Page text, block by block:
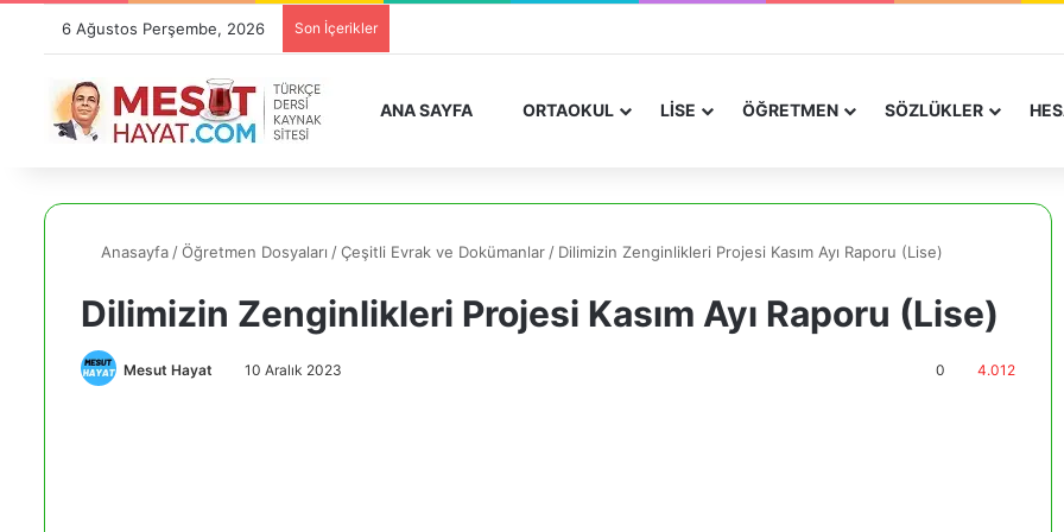
6 Ağustos Perşembe, 2026 Son İçerikler
ANA SAYFA ORTAOKUL LİSE ÖĞRETMEN SÖZLÜKLER
Anasayfa /Öğretmen Dosyaları /Çeşitli Evrak ve Dokümanlar / Dilimizin Zenginlikleri Projesi Kasım Ayı Raporu (Lise)
Dilimizin Zenginlikleri Projesi Kasım Ayı Raporu (Lise)
Mesut Hayat 10 Aralık 2023 0 4.012